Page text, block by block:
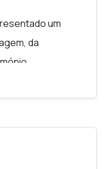
um
da
políticas
(seguindo a
e,